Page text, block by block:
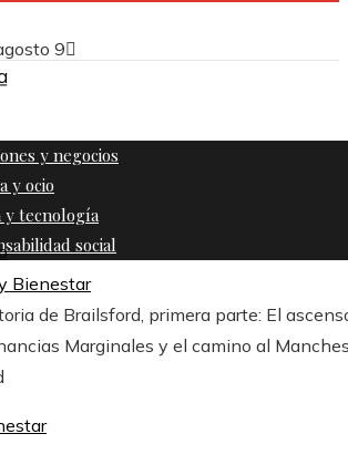
9
y negocios
y ocio
y tecnología
social
Bienestar
de Brailsford, primera parte: El
Marginales y el camino al